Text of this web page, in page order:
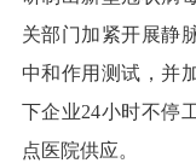
关部门加紧开展静
中和作用测试，并
下企业24小时不停
点医院供应。